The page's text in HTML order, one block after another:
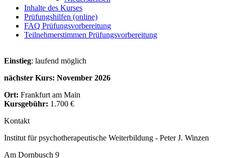
Inhalte des Kurses
Prüfungshilfen (online)
FAQ Prüfungsvorbereitung
Teilnehmerstimmen Prüfungsvorbereitung
Einstieg: laufend möglich
nächster Kurs: November 2026
Ort: Frankfurt am Main
Kursgebühr: 1.700 €
Kontakt
Institut für psychotherapeutische Weiterbildung - Peter J. Winzen
Am Dornbusch 9